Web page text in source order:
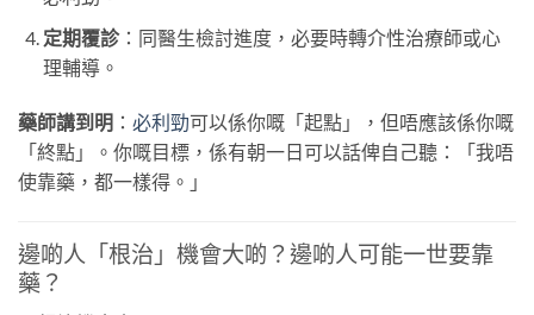
定期覆診：同醫生檢討進度，必要時轉介性治療師或心
理輔導。
藥師講到明 ： 必利勁可以係你嘅「起點」，但唔應該係你嘅
「終點」。你嘅目標，係有朝一日可以話俾自己聽：「我唔
使靠藥，都一樣得。」
邊啲人「根治」機會大啲？邊啲人可能一世要靠
藥？